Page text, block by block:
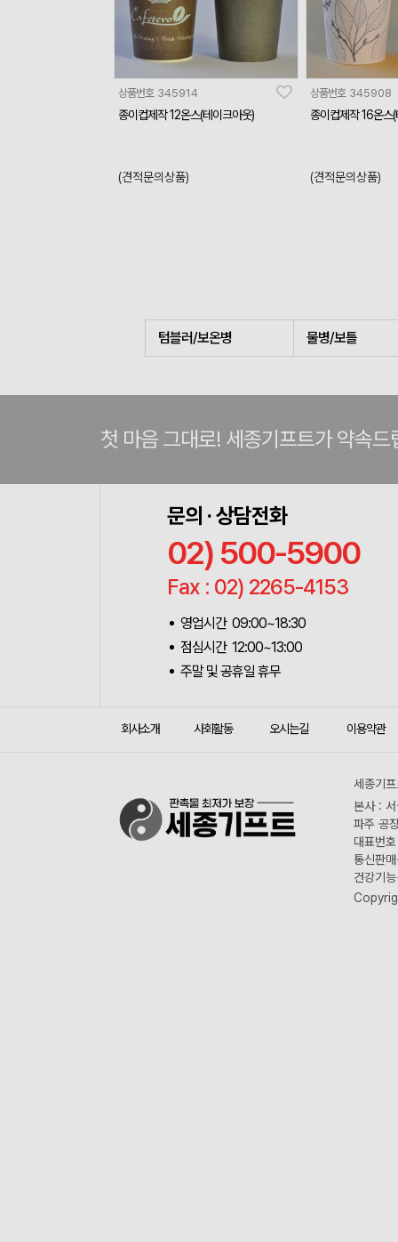
상품번호 345914
종이컵제작 12온스(테이크아웃)
(견적문의상품)
상품번호 345908
종이컵제작 16온스
(견적문의상품)
텀블러/보온병 물병/보틀
첫 마음 그대로! 세종기프트가 약속드
문의 · 상담전화
02) 500-5900
Fax : 02) 2265-4153
영업시간 09:00~18:30
점심시간 12:00~13:00
주말 및 공휴일 휴무
회사소개 사회활동 오시는길 이용약관
세종기
본사 :
파주 공
대표번
통신판
건강기